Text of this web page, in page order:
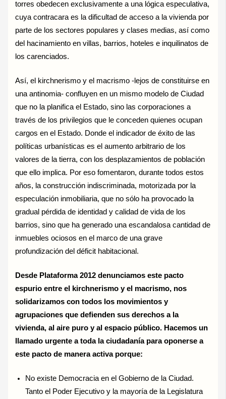
torres obedecen exclusivamente a una lógica especulativa,
cuya contracara es la dificultad de acceso a la vivienda por
parte de los sectores populares y clases medias, así como
del hacinamiento en villas, barrios, hoteles e inquilinatos de
los carenciados.
Así, el kirchnerismo y el macrismo -lejos de constituirse en
una antinomia- confluyen en un mismo modelo de Ciudad
que no la planifica el Estado, sino las corporaciones a
través de los privilegios que le conceden quienes ocupan
cargos en el Estado. Donde el indicador de éxito de las
políticas urbanísticas es el aumento arbitrario de los
valores de la tierra, con los desplazamientos de población
que ello implica. Por eso fomentaron, durante todos estos
años, la construcción indiscriminada, motorizada por la
especulación inmobiliaria, que no sólo ha provocado la
gradual pérdida de identidad y calidad de vida de los
barrios, sino que ha generado una escandalosa cantidad de
inmuebles ociosos en el marco de una grave
profundización del déficit habitacional.
Desde Plataforma 2012 denunciamos este pacto
espurio entre el kirchnerismo y el macrismo, nos
solidarizamos con todos los movimientos y
agrupaciones que defienden sus derechos a la
vivienda, al aire puro y al espacio público. Hacemos un
llamado urgente a toda la ciudadanía para oponerse a
este pacto de manera activa porque:
No existe Democracia en el Gobierno de la Ciudad.
Tanto el Poder Ejecutivo y la mayoría de la Legislatura